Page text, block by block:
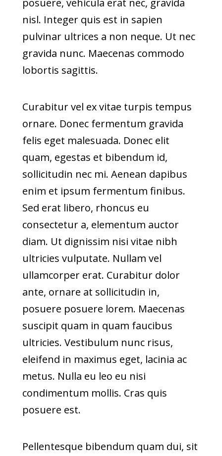
posuere, vehicula erat nec, gravida
nisl. Integer quis est in sapien
pulvinar ultrices a non neque. Ut nec
gravida nunc. Maecenas commodo
lobortis sagittis.
Curabitur vel ex vitae turpis tempus
ornare. Donec fermentum gravida
felis eget malesuada. Donec elit
quam, egestas et bibendum id,
sollicitudin nec mi. Aenean dapibus
enim et ipsum fermentum finibus.
Sed erat libero, rhoncus eu
consectetur a, elementum auctor
diam. Ut dignissim nisi vitae nibh
ultricies vulputate. Nullam vel
ullamcorper erat. Curabitur dolor
ante, ornare at sollicitudin in,
posuere posuere lorem. Maecenas
suscipit quam in quam faucibus
ultricies. Vestibulum nunc risus,
eleifend in maximus eget, lacinia ac
metus. Nulla eu leo eu nisi
condimentum mollis. Cras quis
posuere est.
Pellentesque bibendum quam dui, sit